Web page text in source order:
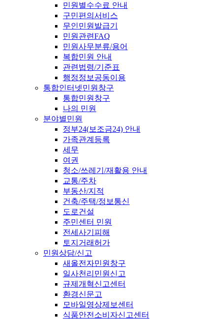
민원별수수료 안내
구민편의서비스
무인민원발급기
민원관련FAQ
민원사무분류/용어
복합민원 안내
관련법령/기준표
행정정보공동이용
통합인터넷민원창구
통합민원창구
나의 민원
분야별민원
정부24(보조금24) 안내
가족관계등록
세무
여권
청소/쓰레기/재활용 안내
교통/주차
부동산/지적
건축/주택/정보통신
도로건설
주민센터 민원
전세사기피해
토지거래허가
민원상담/신고
새올전자민원창구
일사천리민원신고
규제개혁신고센터
환경신문고
모바일영상제보센터
식품안전소비자신고센터